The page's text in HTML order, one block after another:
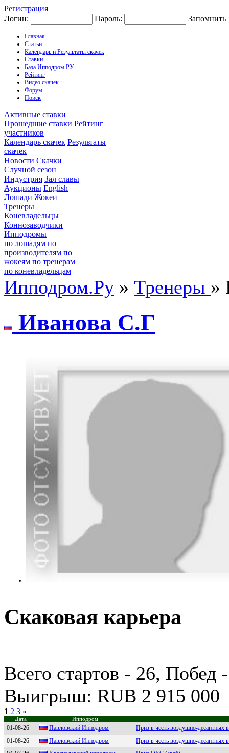
Регистрация
Логин:
Пароль: Запомнить
Главная
Статьи
Календарь и Результаты скачек
Ставки
База Ипподром.РУ
Рейтинг
Видео скачек
Форум
Поиск
Активные ставки
Прошедшие ставки Рейтинг
участников
Календарь скачек Результаты
скачек
Новости Скачки
Случной сезон
Индустрия Зал славы
Аукционы English
Лошади Жокеи
Тренеры
Коневладельцы
Коннозаводчики
Ипподромы
по лошадям по
производителям по
жокеям по тренерам
по коневладельцам
Ипподром.Ру » Тренеры »
Иванoва C.Г
Скаковая карьера
Всего стартов - 26,
Выигрыш: RUB 2 915 000
1 2 3 »
Дата Ипподром
01-08-26 Пaвловский Ипподром
Приз в честь воздушно-десантных
01-08-26
Павлoвский Иппoдpoм
Приз в честь воздушно-десантных